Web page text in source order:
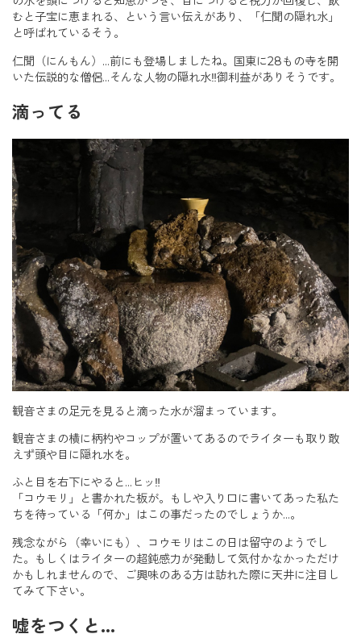
むと子宝に恵まれる、という言い伝えがあり、「仁聞の隠れ水」
と呼ばれているそう。
仁聞（にんもん）…前にも登場しましたね。国東に28もの寺を開
いた伝説的な僧侶…そんな人物の隠れ水‼︎御利益がありそうです。
滴ってる
観音さまの足元を見ると滴った水が溜まっています。
観音さまの横に柄杓やコップが置いてあるのでライターも取り敢
えず頭や目に隠れ水を。
ふと目を右下にやると…ヒッ‼︎
「コウモリ」と書かれた板が。もしや入り口に書いてあった私た
ちを待っている「何か」はこの事だったのでしょうか…。
残念ながら（幸いにも）、コウモリはこの日は留守のようでし
た。もしくはライターの超鈍感力が発動して気付かなかっただけ
かもしれませんので、ご興味のある方は訪れた際に天井に注目し
てみて下さい。
嘘をつくと…